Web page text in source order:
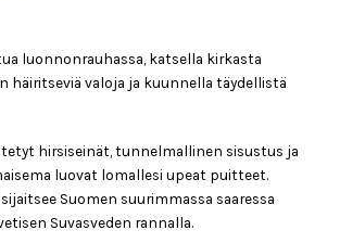
luonnonrauhassa, katsella kirkasta
häiritseviä valoja ja kuunnella täydellistä
hirsiseinät, tunnelmallinen sisustus ja
luovat lomallesi upeat puitteet.
Suomen suurimmassa saaressa
Suvasveden rannalla.